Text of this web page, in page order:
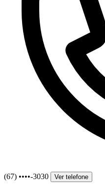
(67) ••••-3030 Ver telefone